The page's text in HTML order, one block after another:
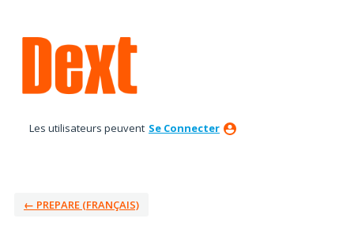
au
contenu
Les utilisateurs peuvent Se Connecter
← PREPARE (FRANÇAIS)